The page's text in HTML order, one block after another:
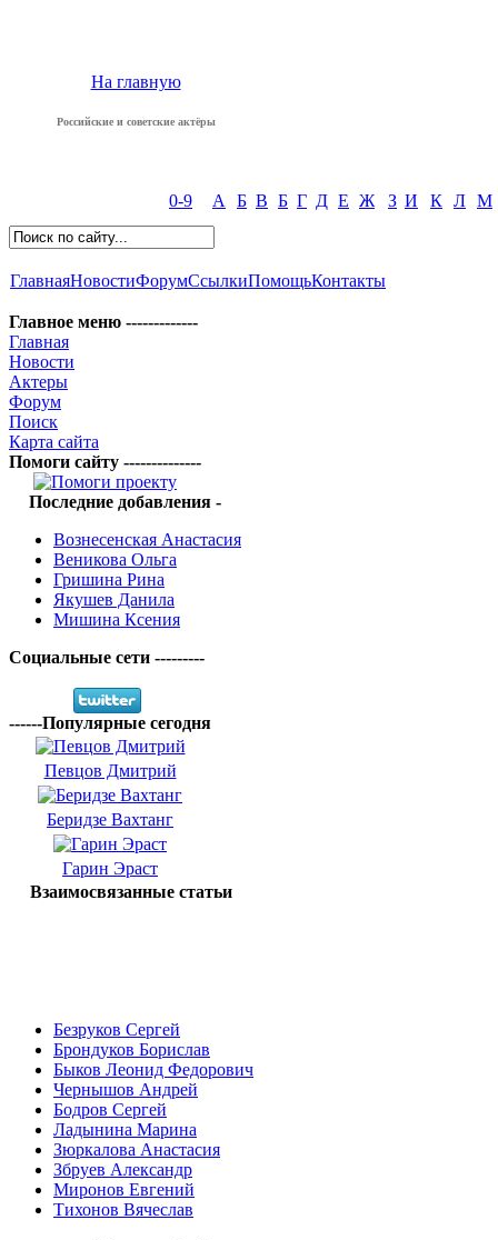
На главную
Российские и советские актёры
0-9 А Б В Б Г Д Е Ж З И К Л М
ГлавнаяНовостиФорумСсылкиПомощьКонтакты
Главное меню -------------
Главная
Новости
Актеры
Форум
Поиск
Карта сайта
Помоги сайту --------------
Последние добавления -
Вознесенская Анастасия
Веникова Ольга
Гришина Рина
Якушев Данила
Мишина Ксения
Социальные сети ---------
------Популярные сегодня
Певцов Дмитрий
Беридзе Вахтанг
Гарин Эраст
Взаимосвязанные статьи
Безруков Сергей
Брондуков Борислав
Быков Леонид Федорович
Чернышов Андрей
Бодров Сергей
Ладынина Марина
Зюркалова Анастасия
Збруев Александр
Миронов Евгений
Тихонов Вячеслав